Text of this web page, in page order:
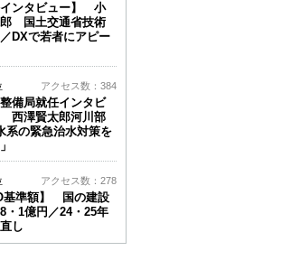
デンウィークに
更新停止のお知
02～05/10)●
各位
館をご利用いた
に有難うござい
間につきまし
休業のため情報
止させていただ
５月２日(土)～
日(日)
間、情報の更新
せんので、ご了
インタビュー】 小
国土交通省技術
DXで若者にアピー
アクセス数：384
整備局就任インタビ
西澤賢太郎河川部
系の緊急治水対策を
アクセス数：278
基準額】 国の建設
・1億円／24・25年
し